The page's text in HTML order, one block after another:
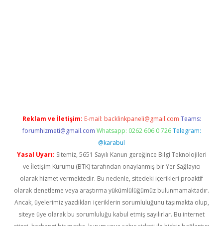
Reklam ve İletişim: E-mail: backlinkpaneli@gmail.com Teams:
forumhizmeti@gmail.com Whatsapp: 0262 606 0 726 Telegram:
@karabul
Yasal Uyarı: Sitemiz, 5651 Sayılı Kanun gereğince Bilgi Teknolojileri
ve İletişim Kurumu (BTK) tarafından onaylanmış bir Yer Sağlayıcı
olarak hizmet vermektedir. Bu nedenle, sitedeki içerikleri proaktif
olarak denetleme veya araştırma yükümlülüğümüz bulunmamaktadır.
Ancak, üyelerimiz yazdıkları içeriklerin sorumluluğunu taşımakta olup,
siteye üye olarak bu sorumluluğu kabul etmiş sayılırlar. Bu internet